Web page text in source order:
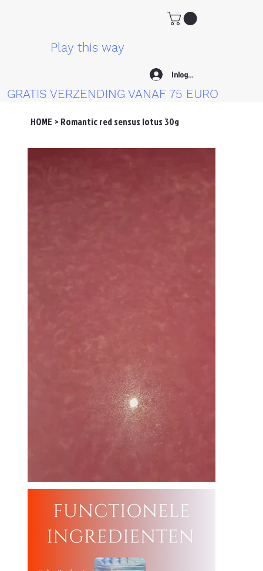
Play this way
Inloggen
GRATIS VERZENDING VANAF 75 EURO
HOME > Romantic red sensus lotus 30g